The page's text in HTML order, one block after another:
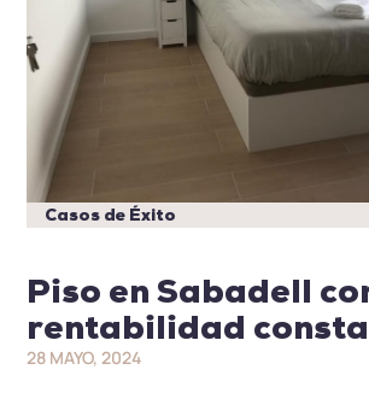
Casos de Éxito
Piso en Sabadell
rentabilidad
28 MAYO, 2024